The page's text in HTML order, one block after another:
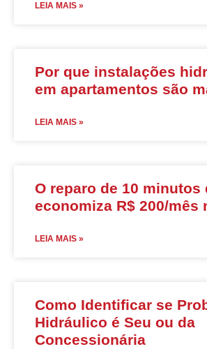
LEIA MAIS »
Por que instalações
em apartamentos são
LEIA MAIS »
O reparo de 10 minutos
economiza R$ 200/mês
LEIA MAIS »
Como Identificar se
Hidráulico é Seu ou da
Concessionária